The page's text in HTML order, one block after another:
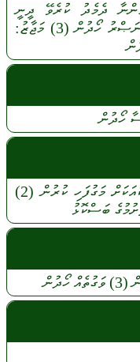
ދެމެދު ކުރެވޭ ދީނީ
ހޯދުން (3)
މަޖާޒު:
ހޯދުން
މަގުފަހިކުރުން (2)
ބަސްކޮޅު
(3) ވަގުތެއްހޯދުން